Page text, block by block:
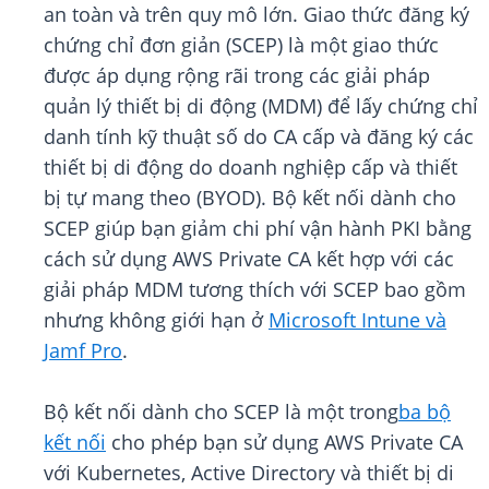
an toàn và trên quy mô lớn. Giao thức đăng ký
chứng chỉ đơn giản (SCEP) là một giao thức
được áp dụng rộng rãi trong các giải pháp
quản lý thiết bị di động (MDM) để lấy chứng chỉ
danh tính kỹ thuật số do CA cấp và đăng ký các
thiết bị di động do doanh nghiệp cấp và thiết
bị tự mang theo (BYOD). Bộ kết nối dành cho
SCEP giúp bạn giảm chi phí vận hành PKI bằng
cách sử dụng AWS Private CA kết hợp với các
giải pháp MDM tương thích với SCEP bao gồm
nhưng không giới hạn ở Microsoft Intune và
Jamf Pro.
Bộ kết nối dành cho SCEP là một trongba bộ
kết nối cho phép bạn sử dụng AWS Private CA
với Kubernetes, Active Directory và thiết bị di